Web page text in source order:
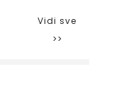
Vidi sve
>>